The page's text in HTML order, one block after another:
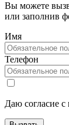
Вы можете
или заполнив
Имя
Телефон
Даю согласие с